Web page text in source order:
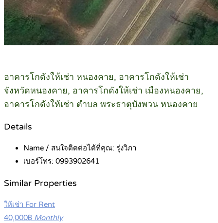
อาคารโกดังให้เช่า หนองคาย, อาคารโกดังให้เช่า
จังหวัดหนองคาย, อาคารโกดังให้เช่า เมืองหนองคาย,
อาคารโกดังให้เช่า ตำบล พระธาตุบังพวน หนองคาย
Details
Name / สนใจติดต่อได้ที่คุณ: รุ่งวิภา
เบอร์โทร: 0993902641
Similar Properties
ให้เช่า For Rent
40,000฿ Monthly